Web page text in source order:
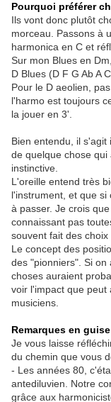
Pourquoi préférer
Ils vont donc plutôt
morceau. Passons à
harmonica en C et
Sur mon Blues en
D Blues (D F G Ab A
Pour le D aeolien,
l'harmo est toujours
la jouer en 3'.
Bien entendu, il
de quelque chose
instinctive.
L'oreille entend très
l'instrument, et que
à passer. Je crois
connaissant pas
souvent fait des choix
Le concept des
des "pionniers". Si
choses auraient
voir l'impact que peut
musiciens.
Remarques en
Je vous laisse
du chemin que vous
- Les années 80,
antediluvien. Notre
grâce aux